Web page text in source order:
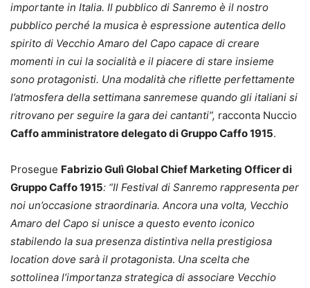
importante in Italia. Il pubblico di Sanremo è il nostro
pubblico perché la musica è espressione autentica dello
spirito di Vecchio Amaro del Capo capace di creare
momenti in cui la socialità e il piacere di stare insieme
sono protagonisti. Una modalità che riflette perfettamente
l’atmosfera della settimana sanremese quando gli italiani si
ritrovano per seguire la gara dei cantanti”, racconta Nuccio
Caffo amministratore delegato di Gruppo Caffo 1915.
Prosegue Fabrizio Gulì Global Chief Marketing Officer di
Gruppo Caffo 1915: “Il Festival di Sanremo rappresenta per
noi un’occasione straordinaria. Ancora una volta, Vecchio
Amaro del Capo si unisce a questo evento iconico
stabilendo la sua presenza distintiva nella prestigiosa
location dove sarà il protagonista. Una scelta che
sottolinea l’importanza strategica di associare Vecchio